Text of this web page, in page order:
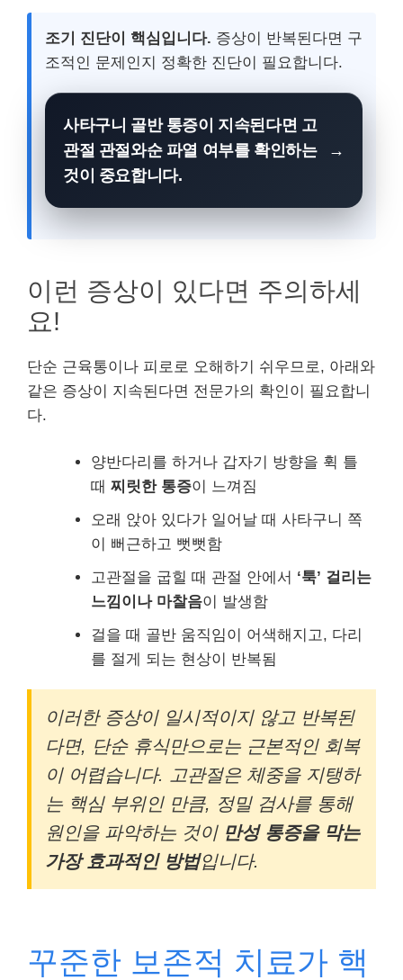
조기 진단이 핵심입니다. 증상이 반복된다면 구
조적인 문제인지 정확한 진단이 필요합니다.
사타구니 골반 통증이 지속된다면 고
관절 관절와순 파열 여부를 확인하는
것이 중요합니다.
이런 증상이 있다면 주의하세
요!
단순 근육통이나 피로로 오해하기 쉬우므로, 아래와
같은 증상이 지속된다면 전문가의 확인이 필요합니
다.
양반다리를 하거나 갑자기 방향을 휙 틀
때 찌릿한 통증이 느껴짐
오래 앉아 있다가 일어날 때 사타구니 쪽
이 뻐근하고 뻣뻣함
고관절을 굽힐 때 관절 안에서 ‘툭’ 걸리는
느낌이나 마찰음이 발생함
걸을 때 골반 움직임이 어색해지고, 다리
를 절게 되는 현상이 반복됨
이러한 증상이 일시적이지 않고 반복된
다면, 단순 휴식만으로는 근본적인 회복
이 어렵습니다. 고관절은 체중을 지탱하
는 핵심 부위인 만큼, 정밀 검사를 통해
원인을 파악하는 것이 만성 통증을 막는
가장 효과적인 방법입니다.
꾸준한 보존적 치료가 핵